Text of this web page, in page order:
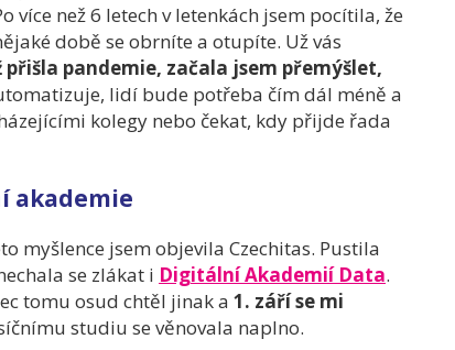
než 6 letech v letenkách jsem pocítila, že
době se obrníte a otupíte. Už vás
přišla pandemie, začala jsem přemýšlet,
lidí bude potřeba čím dál méně a
kolegy nebo čekat, kdy přijde řada
akademie
myšlence jsem objevila Czechitas. Pustila
se zlákat i Digitální Akademií Data.
tomu osud chtěl jinak a 1. září se mi
studiu se věnovala naplno.